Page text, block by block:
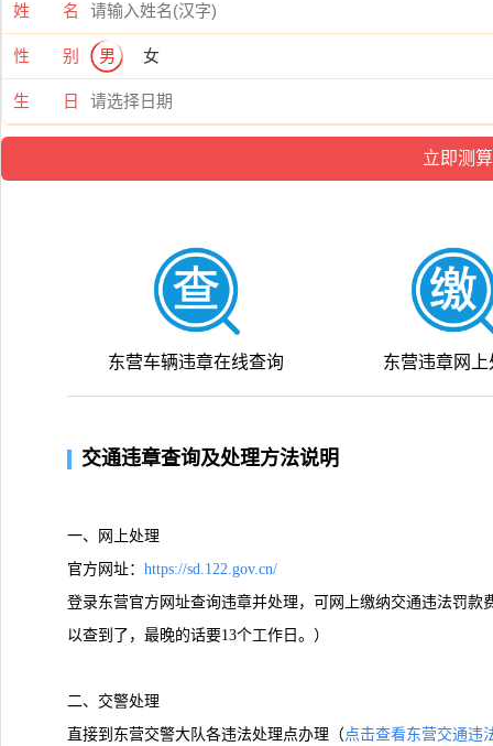
姓 名
性 别 男 女
生 日
东营车辆违章在线查询 东营违章网上
交通违章查询及处理方法说明
一、网上处理
官方网址： https://sd.122.gov.cn/
登录东营官方网址查询违章并处理，可网上缴纳交通违法罚
以查到了，最晚的话要13个工作日。）
二、交警处理
直接到东营交警大队各违法处理点办理（点击查看东营交通违